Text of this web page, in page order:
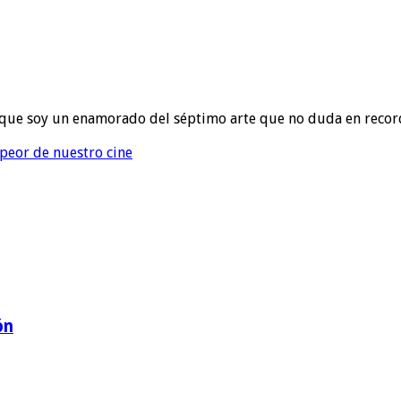
soy un enamorado del séptimo arte que no duda en
de nuestro cine